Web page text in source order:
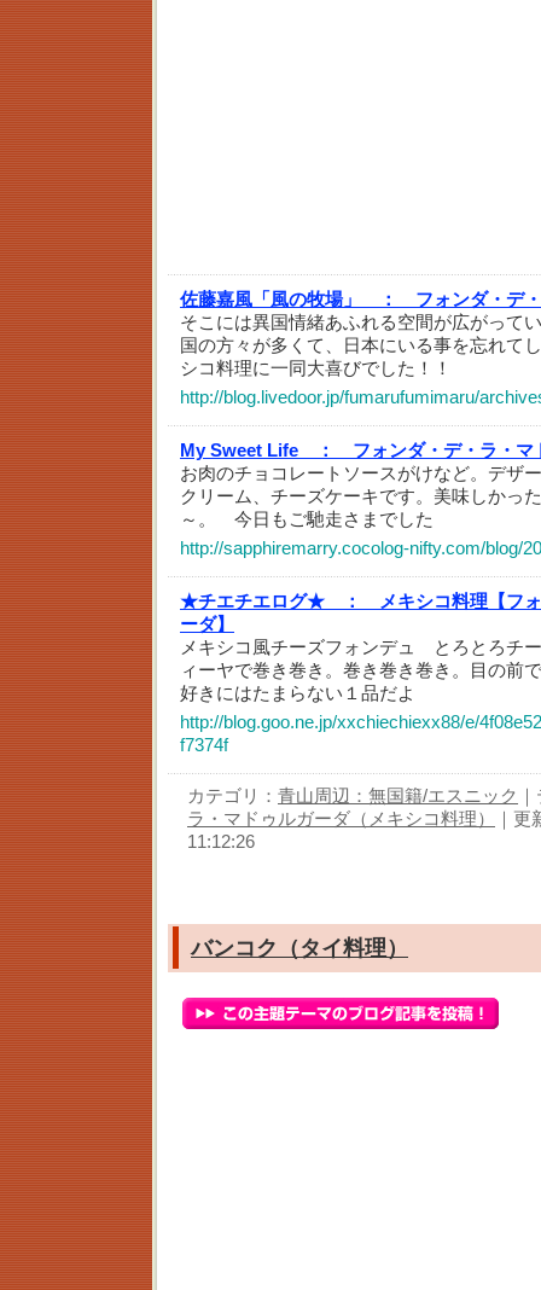
佐藤嘉風「風の牧場」 ：
フォンダ・デ
そこには異国情緒あふれる空間が広がって
国の方々が多くて、日本にいる事を忘れて
シコ料理に一同大喜びでした！！
http://blog.livedoor.jp/fumarufumimaru/
My Sweet Life ：
フォンダ・デ・ラ・マ
お肉のチョコレートソースがけなど。デザ
クリーム、チーズケーキです。美味しかっ
～。 今日もご馳走さまでした
http://sapphiremarry.cocolog-nifty.com/blog/
★チエチエログ★ ：
メキシコ料理【フ
ーダ】
メキシコ風チーズフォンデュ とろとろチ
ィーヤで巻き巻き。巻き巻き巻き。目の前
好きにはたまらない１品だよ
http://blog.goo.ne.jp/xxchiechiexx88/e/
f7374f
カテゴリ： 青山周辺：無国籍/エスニック
ラ・マドゥルガーダ（メキシコ料理）
｜
11:12:26
バンコク（タイ料理）